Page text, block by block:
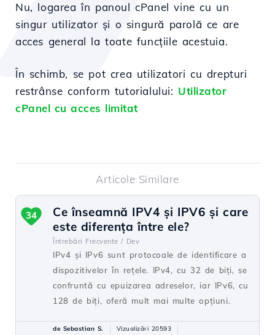
Nu, logarea în panoul cPanel vine cu un
singur utilizator și o singură parolă ce are
acces general la toate funcțiile acestuia.
În schimb, se pot crea utilizatori cu drepturi
restrânse conform tutorialului: Utilizator
cPanel cu acces limitat
Articole Similare
Ce înseamnă IPV4 și IPV6 și care
este diferența între ele?
Întrebări Frecvente / Dev
IPv4 și IPv6 sunt protocoale de identificare a
dispozitivelor în rețele. IPv4, cu 32 de biți, se
confruntă cu epuizarea adreselor, iar IPv6, cu
128 de biți, oferă mult mai multe opțiuni.
34
de Sebastian S.
Vizualizări 20593